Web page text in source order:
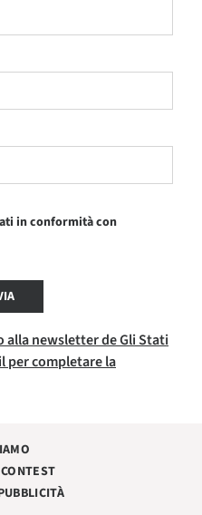
in conformità con
alla newsletter de Gli Stati
per completare la